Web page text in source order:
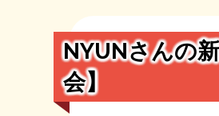
NYUNさんの
会】